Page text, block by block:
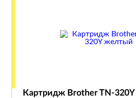
Картридж Brother TN-